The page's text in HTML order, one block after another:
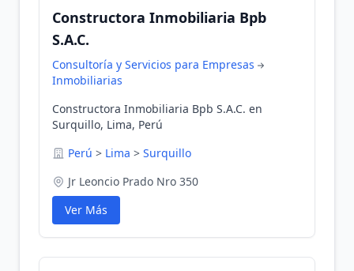
Constructora Inmobiliaria Bpb
S.A.C.
Consultoría y Servicios para Empresas
Inmobiliarias
Constructora Inmobiliaria Bpb S.A.C. en
Surquillo, Lima, Perú
Perú > Lima > Surquillo
Jr Leoncio Prado Nro 350
Ver Más